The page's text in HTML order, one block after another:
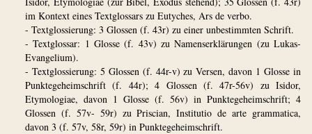
im Kontext eines Textglossars zu Eutyches, Ars de verbo.
- Textglossierung: 3 Glossen (f. 43r) zu einer unbestimmten Schrift.
- Textglossar: 1 Glosse (f. 43v) zu Namenserklärungen (zu Lukas-
Evangelium).
- Textglossierung: 5 Glossen (f. 44r-v) zu Versen, davon 1 Glosse in
Punktegeheimschrift (f. 44r); 4 Glossen (f. 47r-56v) zu Isidor,
Etymologiae, davon 1 Glosse (f. 56v) in Punktegeheimschrift; 4
Glossen (f. 57v- 59r) zu Priscian, Institutio de arte grammatica,
davon 3 (f. 57v, 58r, 59r) in Punktegeheimschrift.